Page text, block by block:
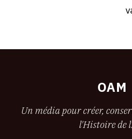
OAM
Un média pour créer,
l'Histoire de